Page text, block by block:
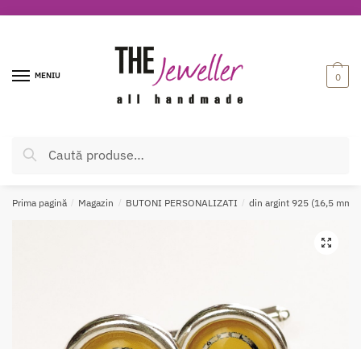
MENIU
Caută
0
Prima pagină / Magazin / BUTONI PERSONALIZATI / din argint 925 (16,5 mm)